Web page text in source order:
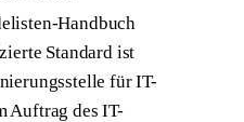
Handbuch
Standard ist
für IT-
Auftrag des IT-